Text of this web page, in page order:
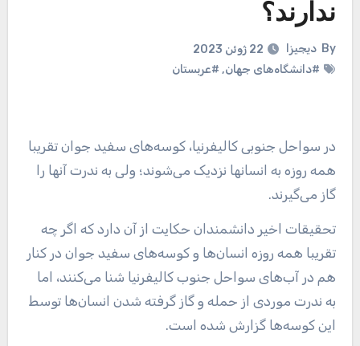
ندارند؟
By دیجیزا
22 ژوئن 2023
#دانشگاه‌های جهان, #عربستان
در سواحل جنوبی کالیفرنیا، کوسه‌های سفید جوان تقریبا
همه روزه به انسانها نزدیک می‌شوند؛ ولی به ندرت آنها را
گاز می‌گیرند.
تحقیقات اخیر دانشمندان حکایت از آن دارد که اگر چه
تقریبا همه روزه انسان‌ها و کوسه‌های سفید جوان در کنار
هم در آب‌های سواحل جنوب کالیفرنیا شنا می‌کنند، اما
به ندرت موردی از حمله و گاز گرفته شدن انسان‌ها توسط
این کوسه‌ها گزارش شده است.